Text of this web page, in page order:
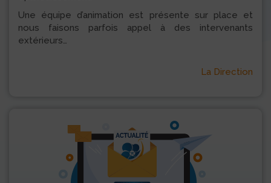
Une équipe d’animation est présente sur place et
nous faisons parfois appel à des intervenants
extérieurs…
La Direction